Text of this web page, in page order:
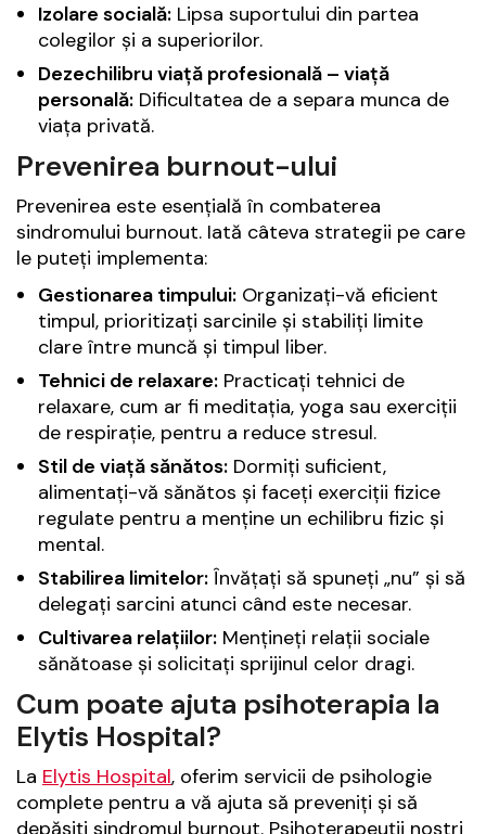
Izolare socială: Lipsa suportului din partea
colegilor și a superiorilor.
Dezechilibru viață profesională – viață
personală: Dificultatea de a separa munca de
viața privată.
Prevenirea burnout-ului
Prevenirea este esențială în combaterea
sindromului burnout. Iată câteva strategii pe care
le puteți implementa:
Gestionarea timpului: Organizați-vă eficient
timpul, prioritizați sarcinile și stabiliți limite
clare între muncă și timpul liber.
Tehnici de relaxare: Practicați tehnici de
relaxare, cum ar fi meditația, yoga sau exerciții
de respirație, pentru a reduce stresul.
Stil de viață sănătos: Dormiți suficient,
alimentați-vă sănătos și faceți exerciții fizice
regulate pentru a menține un echilibru fizic și
mental.
Stabilirea limitelor: Învățați să spuneți „nu” și să
delegați sarcini atunci când este necesar.
Cultivarea relațiilor: Mențineți relații sociale
sănătoase și solicitați sprijinul celor dragi.
Cum poate ajuta psihoterapia la
Elytis Hospital?
La Elytis Hospital, oferim servicii de psihologie
complete pentru a vă ajuta să preveniți și să